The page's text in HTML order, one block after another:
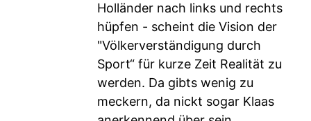
Holländer nach links und rechts
hüpfen - scheint die Vision der
"Völkerverständigung durch
Sport“ für kurze Zeit Realität zu
werden. Da gibts wenig zu
meckern, da nickt sogar Klaas